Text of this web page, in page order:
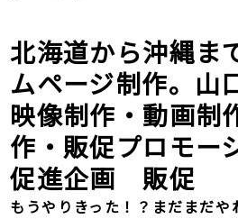
北海道から沖縄ま
ムページ制作。山
映像制作・動画制
作・販促プロモ
促進企画 販促
もうやりきった！？まだまだや